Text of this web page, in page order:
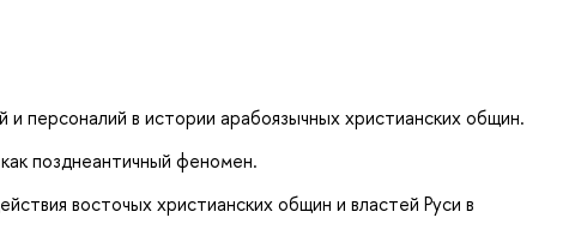
персоналий в истории арабоязычных христианских общин.
позднеантичный феномен.
восточых христианских общин и властей Руси в